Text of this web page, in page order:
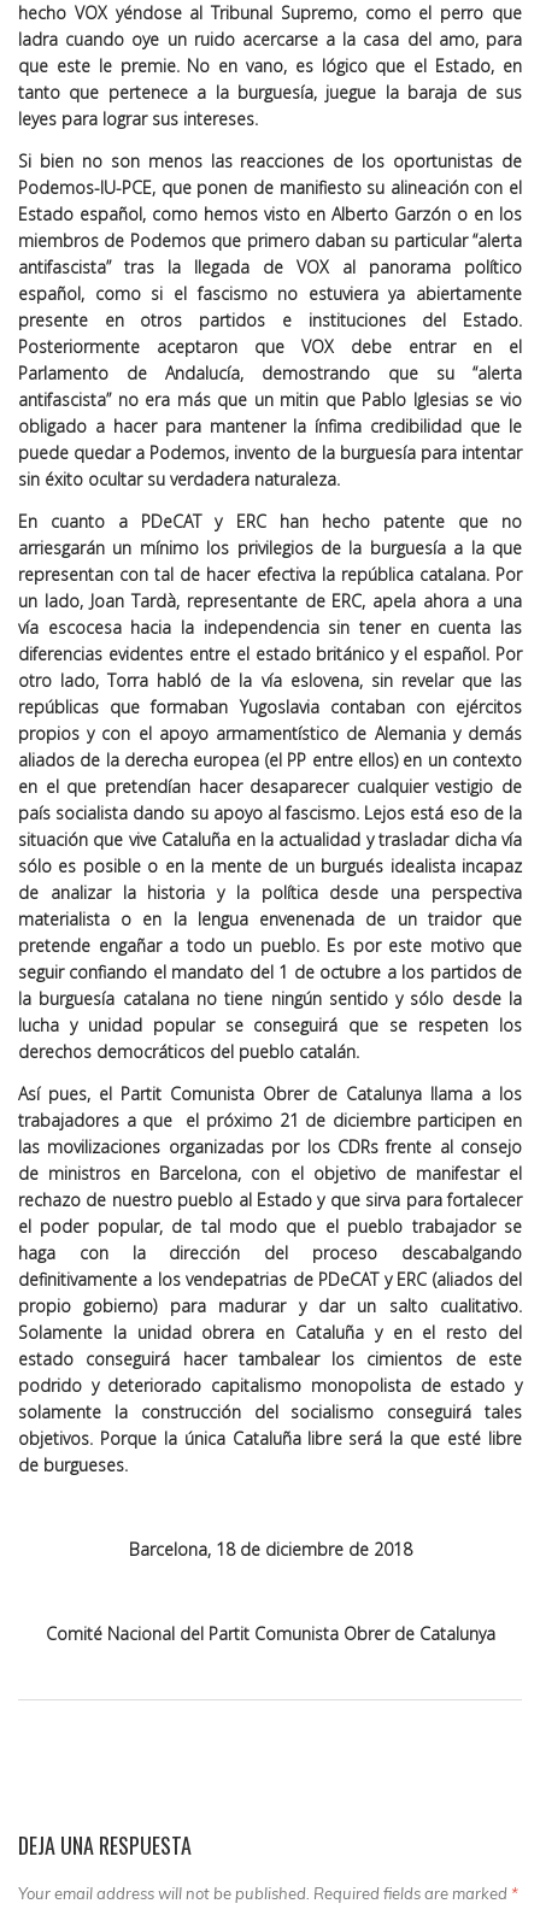
hecho VOX yéndose al Tribunal Supremo, como el perro que
ladra cuando oye un ruido acercarse a la casa del amo, para
que este le premie. No en vano, es lógico que el Estado, en
tanto que pertenece a la burguesía, juegue la baraja de sus
leyes para lograr sus intereses.
Si bien no son menos las reacciones de los oportunistas de
Podemos-IU-PCE, que ponen de manifiesto su alineación con el
Estado español, como hemos visto en Alberto Garzón o en los
miembros de Podemos que primero daban su particular “alerta
antifascista” tras la llegada de VOX al panorama político
español, como si el fascismo no estuviera ya abiertamente
presente en otros partidos e instituciones del Estado.
Posteriormente aceptaron que VOX debe entrar en el
Parlamento de Andalucía, demostrando que su “alerta
antifascista” no era más que un mitin que Pablo Iglesias se vio
obligado a hacer para mantener la ínfima credibilidad que le
puede quedar a Podemos, invento de la burguesía para intentar
sin éxito ocultar su verdadera naturaleza.
En cuanto a PDeCAT y ERC han hecho patente que no
arriesgarán un mínimo los privilegios de la burguesía a la que
representan con tal de hacer efectiva la república catalana. Por
un lado, Joan Tardà, representante de ERC, apela ahora a una
vía escocesa hacia la independencia sin tener en cuenta las
diferencias evidentes entre el estado británico y el español. Por
otro lado, Torra habló de la vía eslovena, sin revelar que las
repúblicas que formaban Yugoslavia contaban con ejércitos
propios y con el apoyo armamentístico de Alemania y demás
aliados de la derecha europea (el PP entre ellos) en un contexto
en el que pretendían hacer desaparecer cualquier vestigio de
país socialista dando su apoyo al fascismo. Lejos está eso de la
situación que vive Cataluña en la actualidad y trasladar dicha vía
sólo es posible o en la mente de un burgués idealista incapaz
de analizar la historia y la política desde una perspectiva
materialista o en la lengua envenenada de un traidor que
pretende engañar a todo un pueblo. Es por este motivo que
seguir confiando el mandato del 1 de octubre a los partidos de
la burguesía catalana no tiene ningún sentido y sólo desde la
lucha y unidad popular se conseguirá que se respeten los
derechos democráticos del pueblo catalán.
Así pues, el Partit Comunista Obrer de Catalunya llama a los
trabajadores a que el próximo 21 de diciembre participen en
las movilizaciones organizadas por los CDRs frente al consejo
de ministros en Barcelona, con el objetivo de manifestar el
rechazo de nuestro pueblo al Estado y que sirva para fortalecer
el poder popular, de tal modo que el pueblo trabajador se
haga con la dirección del proceso descabalgando
definitivamente a los vendepatrias de PDeCAT y ERC (aliados del
propio gobierno) para madurar y dar un salto cualitativo.
Solamente la unidad obrera en Cataluña y en el resto del
estado conseguirá hacer tambalear los cimientos de este
podrido y deteriorado capitalismo monopolista de estado y
solamente la construcción del socialismo conseguirá tales
objetivos. Porque la única Cataluña libre será la que esté libre
de burgueses.
Barcelona, 18 de diciembre de 2018
Comité Nacional del Partit Comunista Obrer de Catalunya
DEJA UNA RESPUESTA
Your email address will not be published. Required fields are marked *